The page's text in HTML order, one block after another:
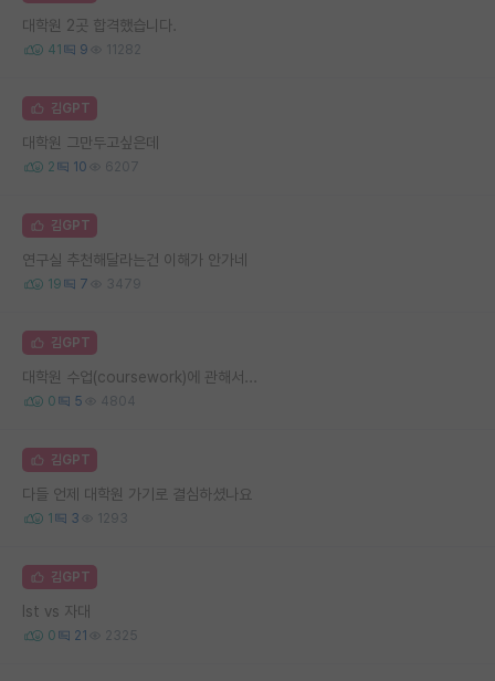
대학원 2곳 합격했습니다.
41 9 11282
김GPT
대학원 그만두고싶은데
2 10 6207
김GPT
연구실 추천해달라는건 이해가 안가네
19 7 3479
김GPT
대학원 수업(coursework)에 관해서...
0 5 4804
김GPT
다들 언제 대학원 가기로 결심하셨나요
1 3 1293
김GPT
Ist vs 자대
0 21 2325